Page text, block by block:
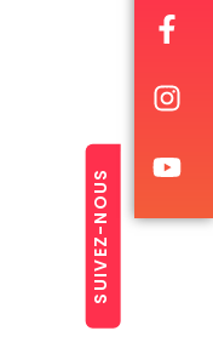
SUIVEZ-NOUS